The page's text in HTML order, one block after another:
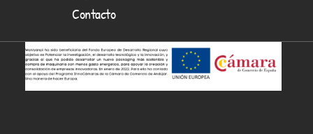
Contacto